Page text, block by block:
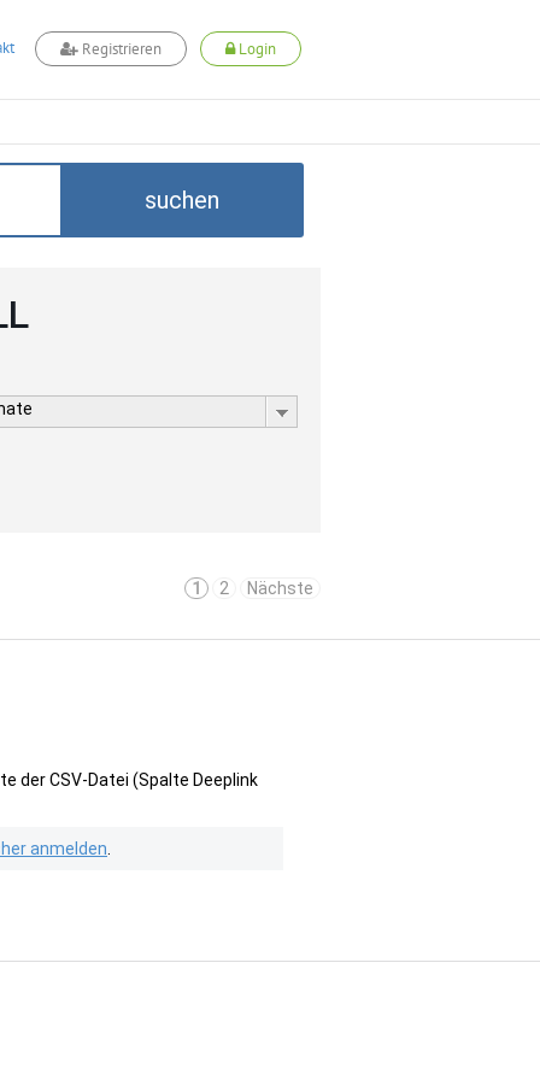
Registrieren Login
suchen
1 2 Nächste
der CSV-Datei (Spalte Deeplink
anmelden